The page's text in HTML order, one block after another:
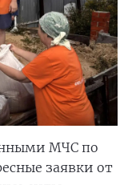
МЧС по
заявки от